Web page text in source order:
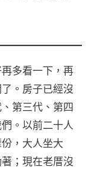
多看一下，再
。房子已經沒
第三代、第四
。以前二十人
，大人坐大
；現在老厝沒